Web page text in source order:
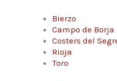
Bierzo
Campo de Borja
Costers del
Rioja
Toro